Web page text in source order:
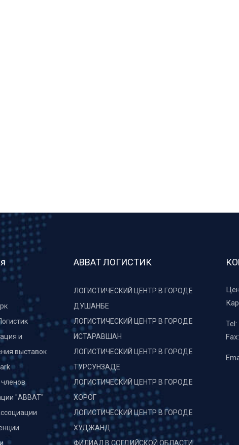
и
выставок
членов
"АВВАТ"
АВВАТ ЛОГИСТИК
ЛОГИСТИЧЕСКИЙ ЦЕНТР В ГОРОДЕ
ДУШАНБЕ
ЛОГИСТИЧЕСКИЙ ЦЕНТР В ГОРОДЕ
ИСТАРАВШАН
ЛОГИСТИЧЕСКИЙ ЦЕНТР В ГОРОДЕ
ТУРСУНЗАДЕ
ЛОГИСТИЧЕСКИЙ ЦЕНТР В ГОРОДЕ
ХОРОГ
ЛОГИСТИЧЕСКИЙ ЦЕНТР В ГОРОДЕ
ХУДЖАНД
ФИЛИАЛ В СОГДИЙСКОЙ ОБЛАСТИ
Tel:
Fax: